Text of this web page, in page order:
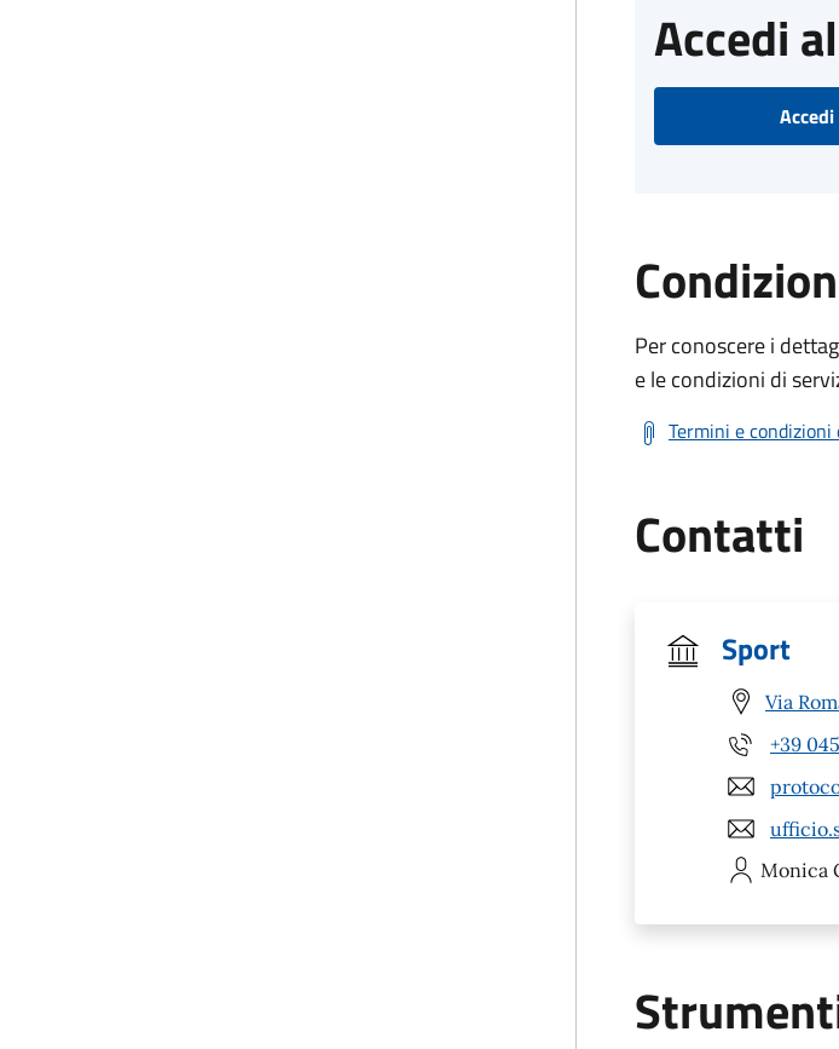
Accedi
Per conoscere i
e le condizioni di
Termini e condizioni
Contatti
Sport
Via
+39
Monica